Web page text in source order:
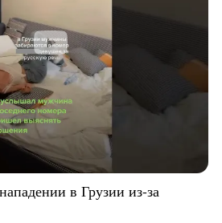
в Грузии из-за